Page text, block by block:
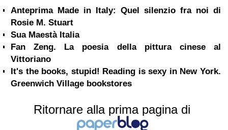
Anteprima Made in Italy: Quel silenzio fra noi di
Rosie M. Stuart
Sua Maestà Italia
Fan Zeng. La poesia della pittura cinese al
Vittoriano
It's the books, stupid! Reading is sexy in New York.
Greenwich Village bookstores
Ritornare alla prima pagina di